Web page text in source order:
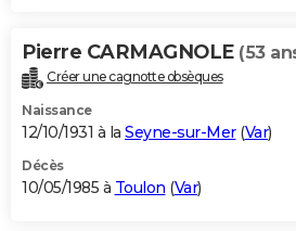
Pierre CARMAGNOLE (53
Créer une cagnotte obsèques
Naissance
12/10/1931 à la Seyne-sur-Mer(Var)
Décès
10/05/1985 à Toulon (Var)